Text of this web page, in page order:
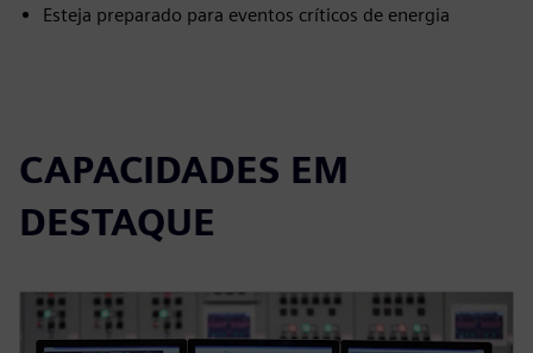
Esteja preparado para eventos críticos de energia
CAPACIDADES EM
DESTAQUE